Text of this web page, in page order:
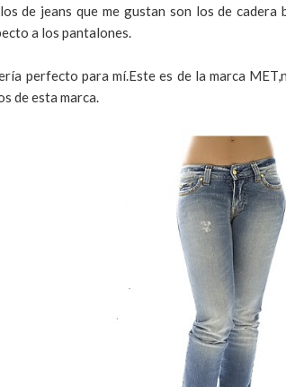
de jeans que me gustan son los de cadera
a los pantalones.
perfecto para mí.Este es de la marca MET
de esta marca.